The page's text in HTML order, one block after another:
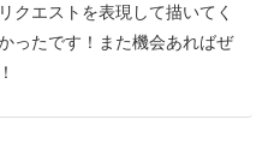
クエストを表現して描いてく
ったです！また機会あればぜ